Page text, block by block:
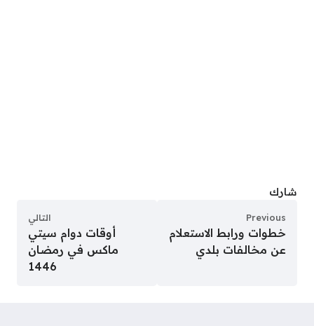
شارك
Previous
خطوات ورابط الاستعلام
عن مخالفات بلدي
التالي
أوقات دوام سيتي
ماكس في رمضان
1446